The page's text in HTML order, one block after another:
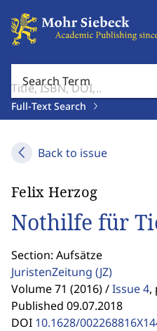
Search Term
Full-Text Search
Back to issue
Felix Herzog
Nothilfe für
Section: Aufsätze
JuristenZeitung (JZ)
Volume 71 (2016) /Issue 4,
Published 09.07.2018
DOI 10.1628/